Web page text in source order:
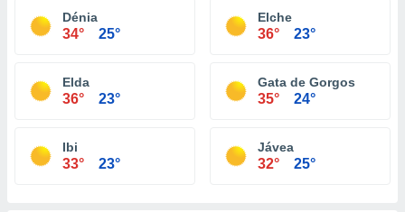
Dénia
34° 25°
Elche
36° 23°
Elda
36° 23°
Gata de Gorgos
35° 24°
Ibi
33° 23°
Jávea
32° 25°